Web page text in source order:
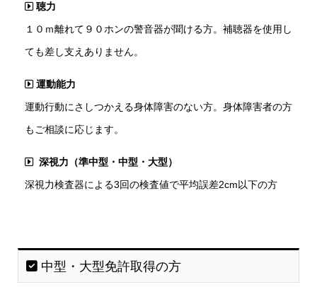
聴力
１０ｍ離れて９０ホンの警音器が聞ける方。補聴器を使用し
ても差し支えありません。
運動能力
運動行動にさしつかえる身体障害のない方。身体障害者の方
もご相談に応じます。
深視力（準中型・中型・大型）
深視力検査器による3回の検査値で平均誤差2cm以下の方
中型・大型免許取得の方